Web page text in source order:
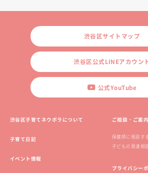
渋谷区サイトマップ
渋谷区公式LINEアカウン
公式YouTube
渋谷区子育てネウボラについて
子育て日記
イベント情報
ご相談・ご案内
保健師に相談する
子どもの発達相
プライバシー